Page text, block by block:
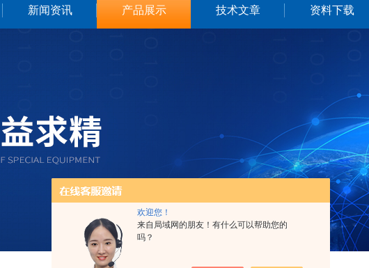
欢迎您！
来自局域网的朋友！有什么可以帮助您的
吗？
新闻资讯 产品展示 技术文章 资料下载